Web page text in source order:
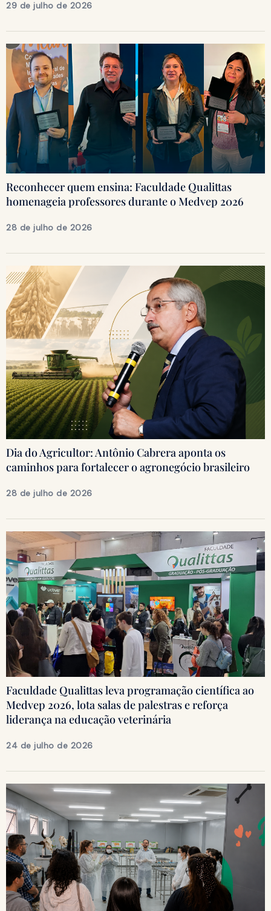
29 de julho de 2026
Reconhecer quem ensina: Faculdade Qualittas
homenageia professores durante o Medvep 2026
28 de julho de 2026
Dia do Agricultor: Antônio Cabrera aponta os
caminhos para fortalecer o agronegócio brasileiro
28 de julho de 2026
Faculdade Qualittas leva programação científica ao
Medvep 2026, lota salas de palestras e reforça
liderança na educação veterinária
24 de julho de 2026